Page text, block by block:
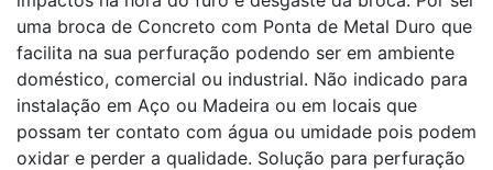
uma broca de Concreto com Ponta de Metal Duro que
facilita na sua perfuração podendo ser em ambiente
doméstico, comercial ou industrial. Não indicado para
instalação em Aço ou Madeira ou em locais que
possam ter contato com água ou umidade pois podem
oxidar e perder a qualidade. Solução para perfuração